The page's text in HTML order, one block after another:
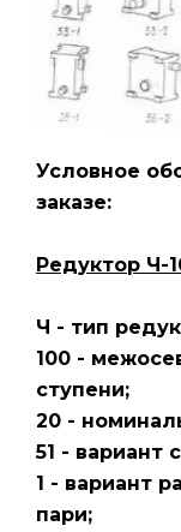
Условное
заказе:
Редуктор Ч-
Ч - тип
100 -
ступени;
20 -
51 - вариант
1 - вариант
пари;